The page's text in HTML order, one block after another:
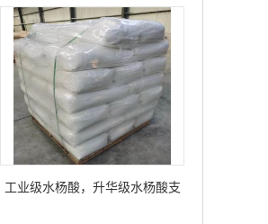
工业级水杨酸，升华级水杨酸支